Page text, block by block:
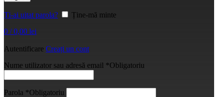
Ți-ai uitat parola?
Ține-mă minte
0 / 0,00 lei
Autentificare Creați un cont
Nume utilizator sau adresă email *Obligatoriu
Parola *Obligatoriu